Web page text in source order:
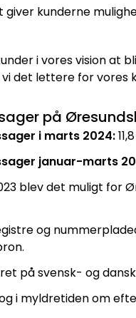
kunderne
i vores vision
det lettere for
på
i marts 2024:
januar-marts
blev det muligt for
og
på svensk- og
i myldretiden om